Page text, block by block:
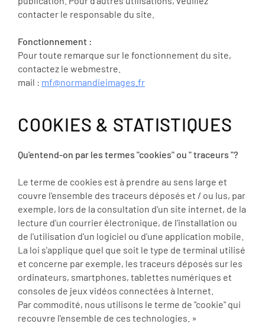
contacter le responsable du site.
Fonctionnement :
Pour toute remarque sur le fonctionnement du site,
contactez le webmestre.
mail : mf@normandieimages.fr
COOKIES & STATISTIQUES
Qu'entend-on par les termes "cookies" ou " traceurs "?
Le terme de cookies est à prendre au sens large et
couvre l'ensemble des traceurs déposés et / ou lus, par
exemple, lors de la consultation d'un site internet, de la
lecture d'un courrier électronique, de l'installation ou
de l'utilisation d'un logiciel ou d'une application mobile.
La loi s'applique quel que soit le type de terminal utilisé
et concerne par exemple, les traceurs déposés sur les
ordinateurs, smartphones, tablettes numériques et
consoles de jeux vidéos connectées à Internet.
Par commodité, nous utilisons le terme de "cookie" qui
recouvre l'ensemble de ces technologies. »